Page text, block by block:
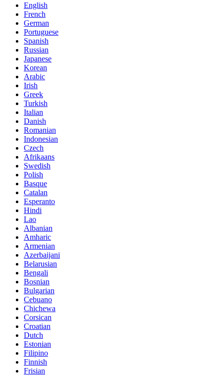
English
French
German
Portuguese
Spanish
Russian
Japanese
Korean
Arabic
Irish
Greek
Turkish
Italian
Danish
Romanian
Indonesian
Czech
Afrikaans
Swedish
Polish
Basque
Catalan
Esperanto
Hindi
Lao
Albanian
Amharic
Armenian
Azerbaijani
Belarusian
Bengali
Bosnian
Bulgarian
Cebuano
Chichewa
Corsican
Croatian
Dutch
Estonian
Filipino
Finnish
Frisian